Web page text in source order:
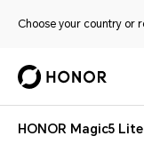
Choose your country or
HONOR Magic5 Lite